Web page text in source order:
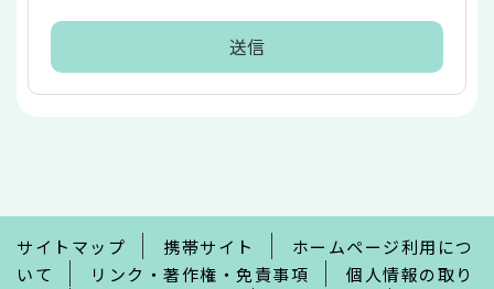
で
サイトマップ 携帯サイト
ホームページ利用につ
いて
リンク・著作権・免責事項
個人情報の取り